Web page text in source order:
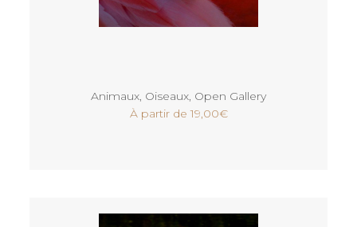
Animaux Oiseaux Open Gallery
À partir de19,00€